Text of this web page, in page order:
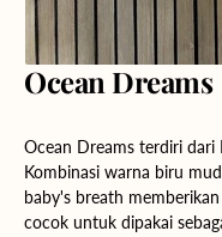
Ocean Dreams
Ocean Dreams terdiri dari
Kombinasi warna biru
baby's breath
cocok untuk dipakai